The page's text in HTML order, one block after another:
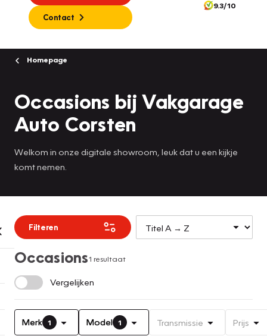
Contact
9.3/10
Homepage
Occasions bij Vakgarage
Auto Corsten
Welkom in onze digitale showroom, leuk dat u een kijkje
komt nemen.
Filteren
Occasions1 resultaat
Vergelijken
Merk 1 Model 1 Transmissie Prijs